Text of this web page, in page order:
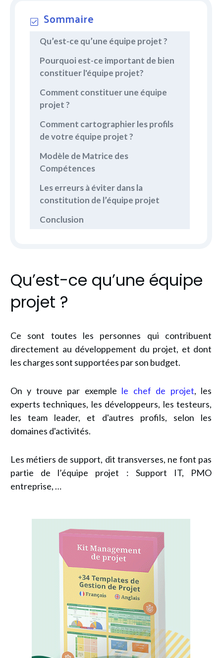
Sommaire
Qu’est-ce qu’une équipe projet ?
Pourquoi est-ce important de bien
constituer l'équipe projet?
Comment constituer une équipe
projet ?
Comment cartographier les profils
de votre équipe projet ?
Modèle de Matrice des
Compétences
Les erreurs à éviter dans la
constitution de l’équipe projet
Conclusion
Qu’est-ce qu’une équipe
projet ?
Ce sont toutes les personnes qui contribuent
directement au développement du projet, et dont
les charges sont supportées par son budget.
On y trouve par exemple le chef de projet, les
experts techniques, les développeurs, les testeurs,
les team leader, et d'autres profils, selon les
domaines d'activités.
Les métiers de support, dit transverses, ne font pas
partie de l’équipe projet : Support IT, PMO
entreprise, …